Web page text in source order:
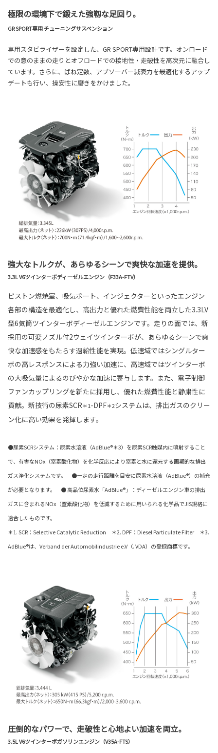
極限の環境下で鍛えた強靱な足回り。
GR SPORT専用 チューニングサスペンション
専用スタビライザーを設定した、GR SPORT専用設計です。オンロード
での意のままの走りとオフロードでの接地性・走破性を高次元に融合し
ています。さらに、ばね定数、アブソーバー減衰力を最適化するアップ
デートも行い、操安性に磨きをかけました。
強大なトルクが、あらゆるシーンで爽快な加速を提供。
3.3L V6ツインターボディーゼルエンジン（F33A-FTV）
ピストン燃焼室、吸気ポート、インジェクターといったエンジン
各部の構造を最適化し、高出力と優れた燃費性能を両立した3.3LV
型6気筒ツインターボディーゼルエンジンです。走りの面では、新
採用の可変ノズル付2ウェイツインターボが、あらゆるシーンで爽
快な加速感をもたらす過給性能を実現。低速域ではシングルター
ボの高レスポンスによる力強い加速に、高速域ではツインターボ
の大吸気量によるのびやかな加速に寄与します。また、電子制御
ファンカップリングを新たに採用し、優れた燃費性能と静粛性に
貢献。新技術の尿素SCR＊1-DPF＊2システムは、排出ガスのクリー
ン化に高い効果を発揮します。
●尿素SCRシステム：尿素水溶液（AdBlue®＊3）を尿素SCR触媒内に噴射すること
で、有害なNOx（窒素酸化物）を化学反応により窒素と水に還元する画期的な排出
ガス浄化システムです。 ●一定の走行距離を目安に尿素水溶液（AdBlue®）の補充
が必要となります。 ● 高品位尿素水「AdBlue®」：ディーゼルエンジン車の排出
ガスに含まれるNOx（窒素酸化物）を低減するために用いられる化学品でJIS規格に
適合したものです。
＊1. SCR：Selective Catalytic Reduction ＊2. DPF：Diesel Particulate Filter ＊3.
AdBlue®は、Verband der Automobilindustrie e.V（. VDA）の登録商標です。
圧倒的なパワーで、走破性と心地よい加速を両立。
3.5L V6ツインターボガソリンエンジン（V35A-FTS）